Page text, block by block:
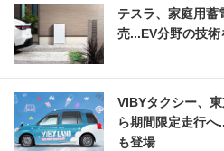
テスラ、家庭用
売...EV分野の技術
VIBYタクシー、
ら期間限定走行
も登場